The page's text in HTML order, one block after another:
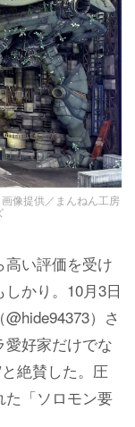
像提供／まんねん工房
い評価を受け
かり。10月3日
）さ
好家だけでな
絶賛した。圧
た「ソロモン要